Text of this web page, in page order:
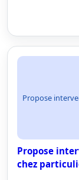
Propose
Propose
chez